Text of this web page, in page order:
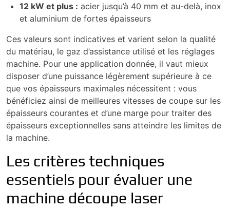
12 kW et plus : acier jusqu’à 40 mm et au-delà, inox
et aluminium de fortes épaisseurs
Ces valeurs sont indicatives et varient selon la qualité
du matériau, le gaz d’assistance utilisé et les réglages
machine. Pour une application donnée, il vaut mieux
disposer d’une puissance légèrement supérieure à ce
que vos épaisseurs maximales nécessitent : vous
bénéficiez ainsi de meilleures vitesses de coupe sur les
épaisseurs courantes et d’une marge pour traiter des
épaisseurs exceptionnelles sans atteindre les limites de
la machine.
Les critères techniques
essentiels pour évaluer une
machine découpe laser